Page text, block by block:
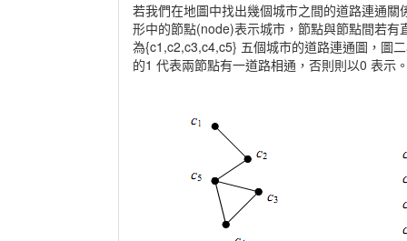
若我們在地圖中找出幾個城市之間的道路連通
形中的節點(node)表示城市，節點與節點間若
為{c1,c2,c3,c4,c5} 五個城市的道路連通圖，圖
的1 代表兩節點有一道路相通，否則則以0 表示